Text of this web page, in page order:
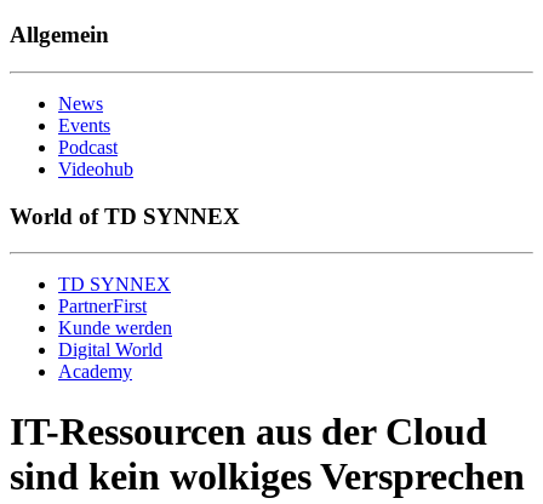
Allgemein
News
Events
Podcast
Videohub
World of TD SYNNEX
TD SYNNEX
PartnerFirst
Kunde werden
Digital World
Academy
IT-Ressourcen aus der Cloud
sind kein wolkiges Versprechen